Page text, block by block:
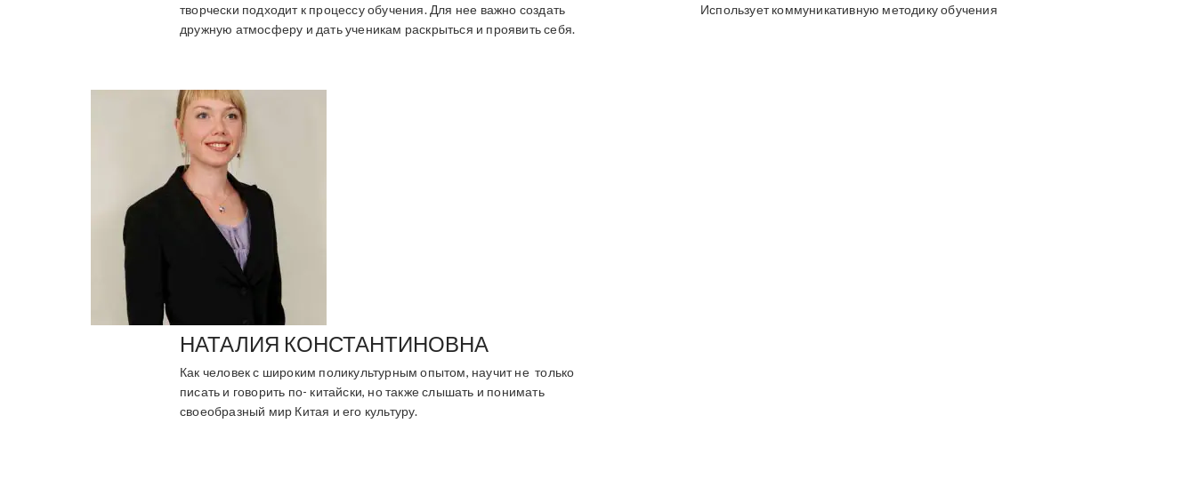
творчески подходит к процессу обучения. Для нее важно создать
дружную атмосферу и дать ученикам раскрыться и проявить себя.
Использует коммуникативную методику обучения
НАТАЛИЯ КОНСТАНТИНОВНА
Как человек с широким поликультурным опытом, научит не только
писать и говорить по- китайски, но также слышать и понимать
своеобразный мир Китая и его культуру.